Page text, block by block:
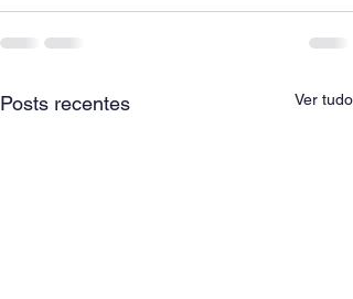
Posts recentes Ver tudo